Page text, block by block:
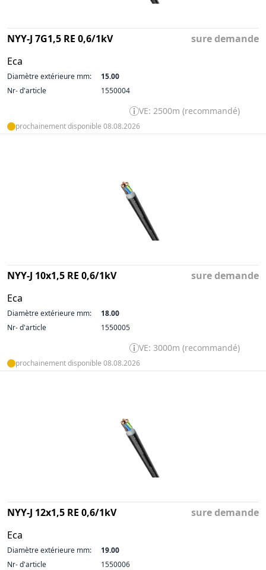
NYY-J 7G1,5 RE 0,6/1kV
Eca
sure demande
Diamètre extérieure mm:
15.00
Nr- d'article
1550004
VE: 2500m (recommandé)
prochainement disponible 08.08.2026
NYY-J 10x1,5 RE 0,6/1kV
Eca
sure demande
Diamètre extérieure mm:
18.00
Nr- d'article
1550005
VE: 3000m (recommandé)
prochainement disponible 08.08.2026
NYY-J 12x1,5 RE 0,6/1kV
Eca
sure demande
Diamètre extérieure mm:
19.00
Nr- d'article
1550006